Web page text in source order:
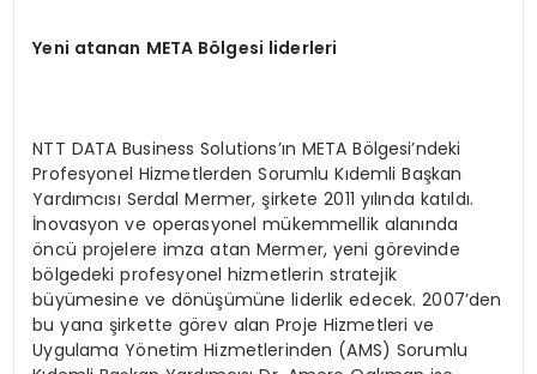
Yeni atanan META Bölgesi liderleri
NTT DATA Business Solutions’ın META Bölgesi’ndeki
Profesyonel Hizmetlerden Sorumlu Kıdemli Başkan
Yardımcısı Serdal Mermer, şirkete 2011 yılında katıldı.
İnovasyon ve operasyonel mükemmellik alanında
öncü projelere imza atan Mermer, yeni görevinde
bölgedeki profesyonel hizmetlerin stratejik
büyümesine ve dönüşümüne liderlik edecek. 2007’den
bu yana şirkette görev alan Proje Hizmetleri ve
Uygulama Yönetim Hizmetlerinden (AMS) Sorumlu